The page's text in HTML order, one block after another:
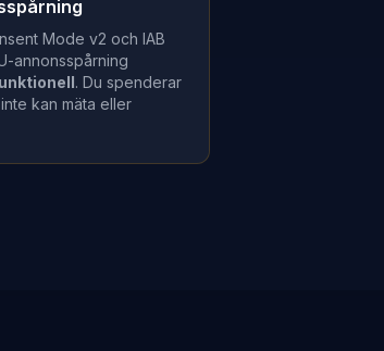
Mode v2 och IAB
annonsspårning
. Du spenderar
kan mäta eller